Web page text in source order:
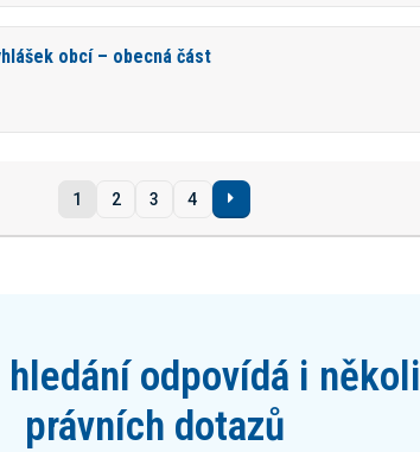
obcí – obecná část
1 2 3 4
hledání odpovídá i
právních dotazů